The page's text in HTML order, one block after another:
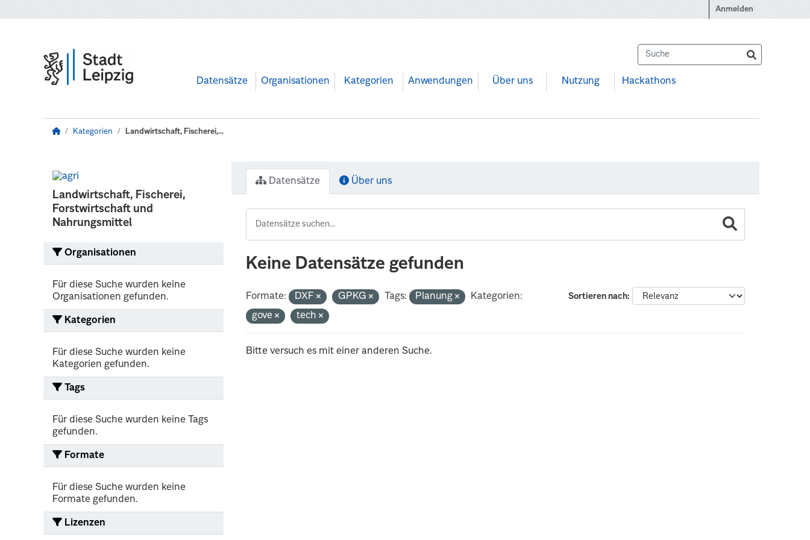
Anmelden
Datensätze Organisationen Kategorien Anwendungen Über uns Nutzung Hackathons
Kategorien Landwirtschaft, Fischerei,...
Landwirtschaft, Fischerei,
Forstwirtschaft und
Nahrungsmittel
Organisationen
Für diese Suche wurden keine
Organisationen gefunden.
Kategorien
Für diese Suche wurden keine
Kategorien gefunden.
Tags
Für diese Suche wurden keine Tags
gefunden.
Formate
Für diese Suche wurden keine
Formate gefunden.
Lizenzen
Datensätze Über uns
Keine Datensätze gefunden
Sortieren nach
Formate: DXF GPKG Tags: Planung
Kategorien:
gove
tech
Bitte versuch es mit einer anderen Suche.